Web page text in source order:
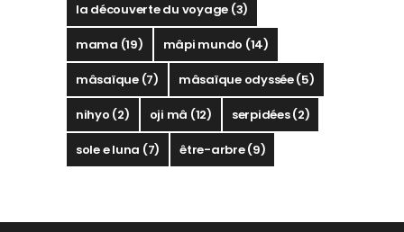
la découverte du voyage (3)
mama (19) mâpi mundo (14)
mâsaïque(7) mâsaïque odyssée(5)
nihyo (2) oji mâ (12) serpidées(2)
sole e luna (7) être-arbre(9)